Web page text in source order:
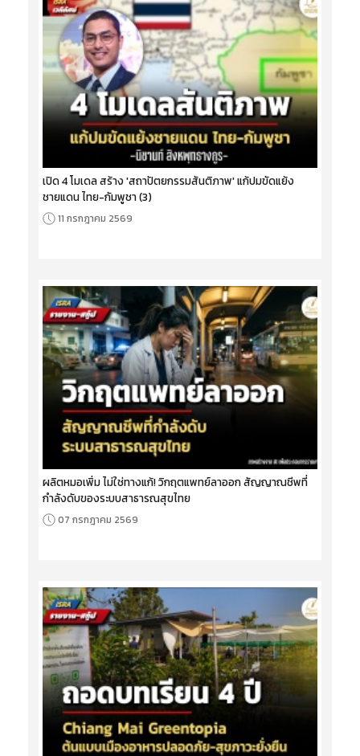
เปิด 4 โมเดล สร้าง 'สถาปัตยกรรมสันติภาพ' แก้ปมขัดแย้ง
ชายแดน ไทย-กัมพูชา (3)
11 กรกฎาคม 2569
ผลิตหมอเพิ่ม ไม่ใช่ทางแก้! วิกฤตแพทย์ลาออก สัญญาณชีพที่
กำลังดับของระบบสาธารณสุขไทย
07 กรกฎาคม 2569